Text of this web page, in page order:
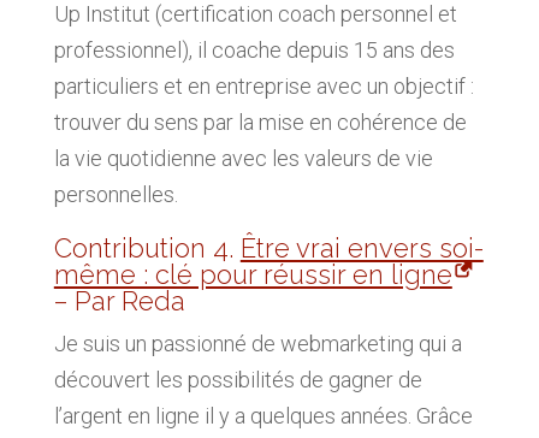
Up Institut (certification coach personnel et
professionnel), il coache depuis 15 ans des
particuliers et en entreprise avec un objectif :
trouver du sens par la mise en cohérence de
la vie quotidienne avec les valeurs de vie
personnelles.
Contribution 4. Être vrai envers soi-
même : clé pour réussir en ligne
– Par Reda
Je suis un passionné de webmarketing qui a
découvert les possibilités de gagner de
l’argent en ligne il y a quelques années. Grâce